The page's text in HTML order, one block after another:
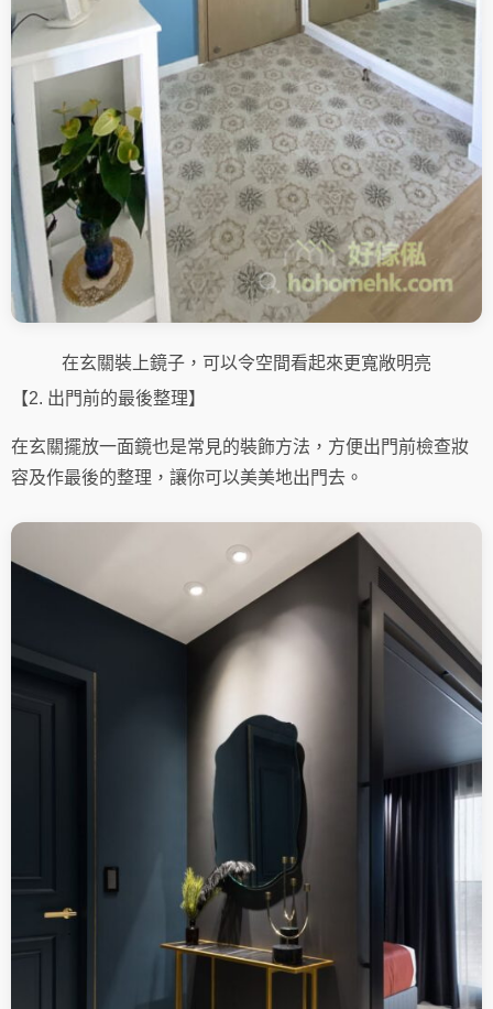
在玄關裝上鏡子，可以令空間看起來更寬敞明亮
【2. 出門前的最後整理】
在玄關擺放一面鏡也是常見的裝飾方法，方便出門前檢查妝
容及作最後的整理，讓你可以美美地出門去。